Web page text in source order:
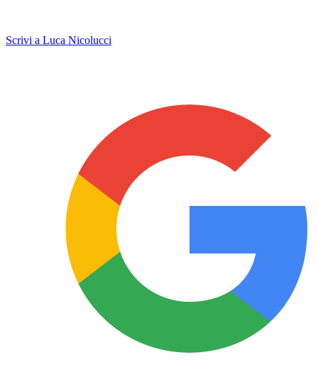
Scrivi a Luca Nicolucci